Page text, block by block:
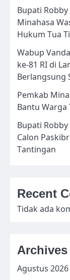
Bupati
Minahasa
Hukum Tua
Wabup
ke-81 RI di
Berlangsung
Pemkab
Bantu Warga
Bupati
Calon
Tantingan
Recent
Tidak ada
Archives
Agustus 2026